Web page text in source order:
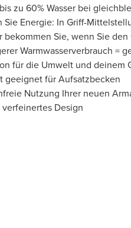
zu 60% Wasser bei
Sie Energie: In Griff-
bekommen Sie, wenn Sie
Warmwasserverbrauch =
für die Umwelt und deinem
geeignet für Aufsatzbecken
Nutzung Ihrer neuen
verfeinertes Design